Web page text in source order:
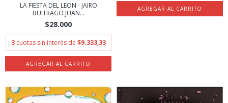
LA FIESTA DEL LEON - JAIRO
BUITRAGO JUAN...
$28.000
3 cuotas sin interés de $9.333,33